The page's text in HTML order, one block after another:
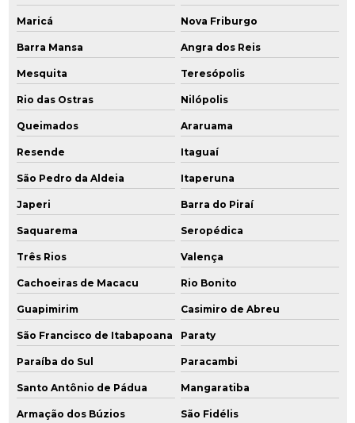
Empresas de remediação ambiental
Gerenciamento ambiental
Gerenciamento ambiental de áreas contaminadas
Gerenciamento de áreas contaminadas
Gerenciamento de resíduos industriais
Gestão de áreas contaminadas
Gestão de efluentes e resíduos industriais
Gestão de resíduos industriais
Identificação de áreas degradadas
Instalação de poço de monitoramento
Investigação ambiental confirmatória
Maricá Nova Friburgo
Barra Mansa Angra dos Reis
Mesquita Teresópolis
Rio das Ostras Nilópolis
Queimados Araruama
Resende Itaguaí
São Pedro da Aldeia Itaperuna
Japeri Barra do Piraí
Saquarema Seropédica
Três Rios Valença
Cachoeiras de Macacu Rio Bonito
Guapimirim Casimiro de Abreu
São Francisco de Itabapoana Paraty
Paraíba do Sul Paracambi
Santo Antônio de Pádua Mangaratiba
Armação dos Búzios São Fidélis